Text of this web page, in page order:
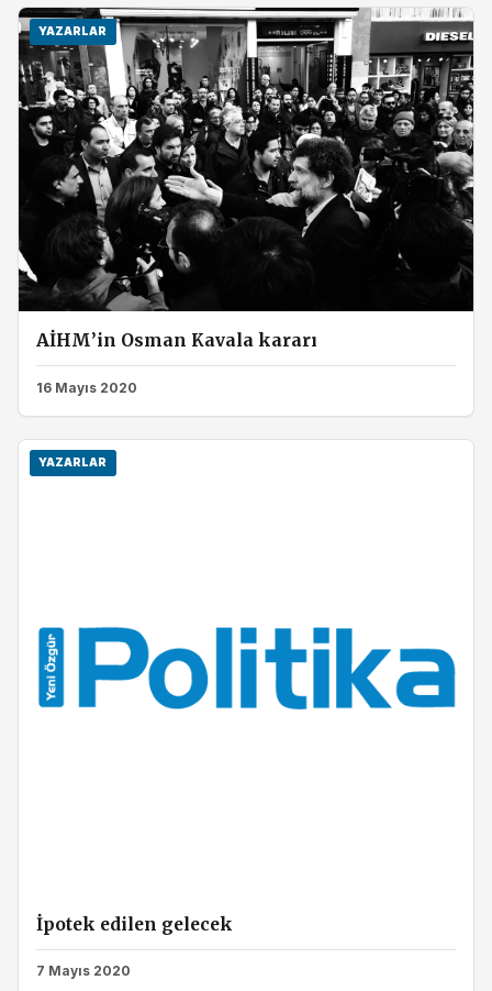
YAZARLAR
AİHM’in Osman Kavala kararı
16 Mayıs 2020
YAZARLAR
İpotek edilen gelecek
7 Mayıs 2020